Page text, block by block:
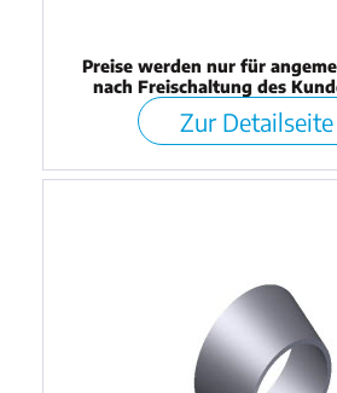
Preise werden nur für
nach Freischaltung des
Zur Detailseite